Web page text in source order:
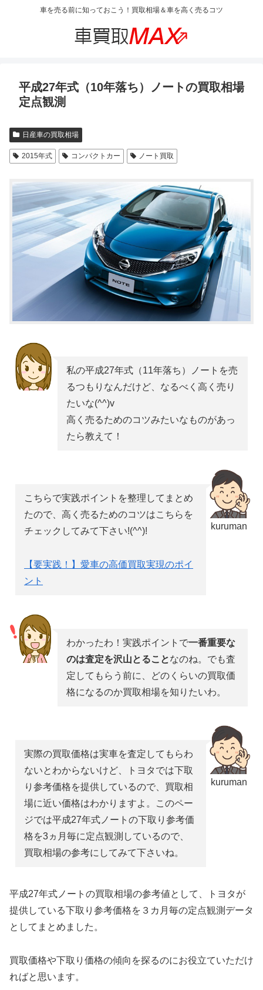
車を売る前に知っておこう！買取相場＆車を高く売るコツ
平成27年式（10年落ち）ノートの買取相場
定点観測
日産車の買取相場
2015年式 コンパクトカー ノート買取
私の平成27年式（11年落ち）ノートを売
るつもりなんだけど、なるべく高く売り
たいな(^^)v
高く売るためのコツみたいなものがあっ
たら教えて！
kuruman
こちらで実践ポイントを整理してまとめ
たので、高く売るためのコツはこちらを
チェックしてみて下さい!(^^)!
【要実践！】愛車の高価買取実現のポイ
ント
わかったわ！実践ポイントで一番重要な
のは査定を沢山とることなのね。でも査
定してもらう前に、どのくらいの買取価
格になるのか買取相場を知りたいわ。
kuruman
実際の買取価格は実車を査定してもらわ
ないとわからないけど、トヨタでは下取
り参考価格を提供しているので、買取相
場に近い価格はわかりますよ。このペー
ジでは平成27年式ノートの下取り参考価
格を3ヵ月毎に定点観測しているので、
買取相場の参考にしてみて下さいね。
平成27年式ノートの買取相場の参考値として、トヨタが
提供している下取り参考価格を３カ月毎の定点観測データ
としてまとめました。
買取価格や下取り価格の傾向を探るのにお役立ていただけ
ればと思います。